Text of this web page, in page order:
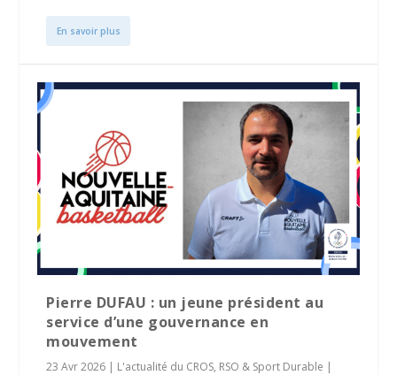
En savoir plus
Pierre DUFAU : un jeune président au
service d’une gouvernance en
mouvement
23 Avr 2026 | L'actualité du CROS, RSO & Sport Durable |